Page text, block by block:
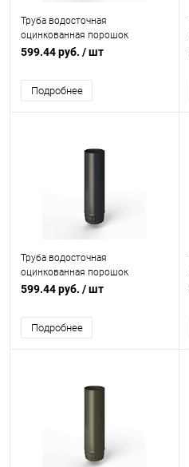
Труба водосточная
оцинкованная порошок
ф125х1250мм RAL 7048
599.44 руб. / шт
Подробнее
Труба водосточная
оцинкованная порошок
ф125х1250мм RAL 7021
599.44 руб. / шт
Подробнее